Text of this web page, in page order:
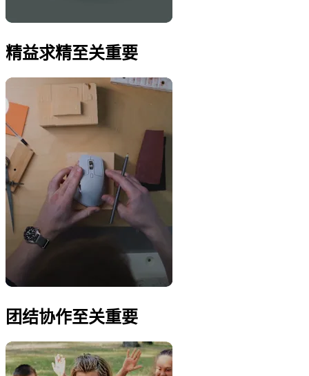
精益求精至关重要
团结协作至关重要